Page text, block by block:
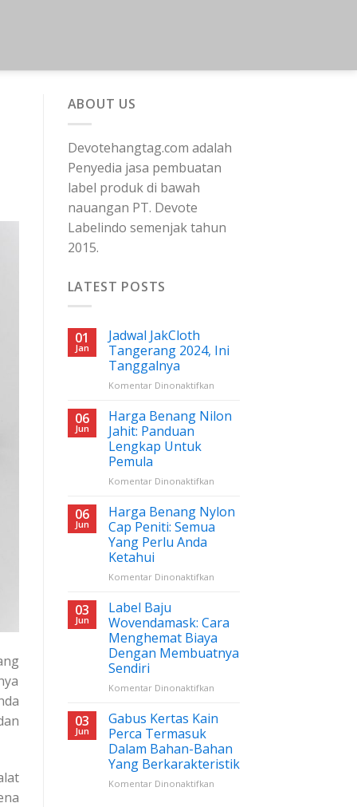
ABOUT US
Devotehangtag.com adalah
Penyedia jasa pembuatan
label produk di bawah
nauangan PT. Devote
Labelindo semenjak tahun
2015.
LATEST POSTS
01
Jan
Jadwal JakCloth
Tangerang 2024, Ini
Tanggalnya
Komentar Dinonaktifkanpada
JakCloth
06
Jun
Harga Benang Nilon
Jahit: Panduan
Lengkap Untuk
Pemula
Komentar Dinonaktifkanpada
Benang
Nilon
Jahit:
Untuk
06
Jun
Harga Benang Nylon
Cap Peniti: Semua
Yang Perlu Anda
Ketahui
Komentar Dinonaktifkanpada
Cap
Peniti:
Semua
Perlu
03
Jun
Label Baju
Wovendamask: Cara
Menghemat Biaya
Dengan Membuatnya
Sendiri
Komentar Dinonaktifkanpada
Baju
Menghemat
Biaya
Dengan
03
Jun
Gabus Kertas Kain
Perca Termasuk
Dalam Bahan-Bahan
Yang Berkarakteristik
Komentar Dinonaktifkanpada